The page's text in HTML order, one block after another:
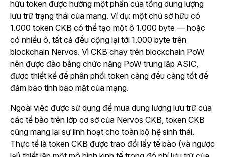
hữu token được hưởng một phần của tổng dung lượng
lưu trữ trạng thái của mạng. Ví dụ: một chủ sở hữu có
1.000 token CKB có thể tạo một ô 1.000 byte — hoặc
có nhiều ô, tất cả đều cộng lại tới 1.000 byte trên
blockchain Nervos. Vì CKB chạy trên blockchain PoW
nên được đào bằng chức năng PoW trung lập ASIC,
được thiết kế để phân phối token càng đều càng tốt để
đảm bảo tính bảo mật của mạng.
Ngoài việc được sử dụng để mua dung lượng lưu trữ của
các tế bào trên lớp cơ sở của Nervos CKB, token CKB
cũng mang lại sự linh hoạt cho toàn bộ hệ sinh thái.
Thực tế là token CKB được trao đổi lấy tế bào (và ngược